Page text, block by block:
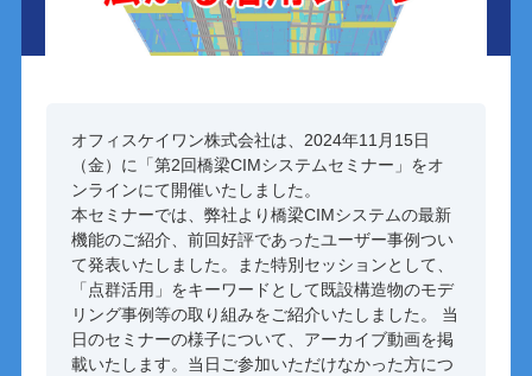
オフィスケイワン株式会社は、2024年11月15日
（金）に「第2回橋梁CIMシステムセミナー」をオ
ンラインにて開催いたしました。
本セミナーでは、弊社より橋梁CIMシステムの最新
機能のご紹介、前回好評であったユーザー事例つい
て発表いたしました。また特別セッションとして、
「点群活用」をキーワードとして既設構造物のモデ
リング事例等の取り組みをご紹介いたしました。 当
日のセミナーの様子について、アーカイブ動画を掲
載いたします。当日ご参加いただけなかった方につ